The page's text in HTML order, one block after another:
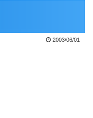
2003/06/01